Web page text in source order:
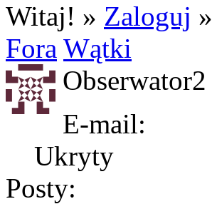
Witaj! » Zaloguj »
Fora Wątki
Obserwator2
E-mail:
Ukryty
Posty: